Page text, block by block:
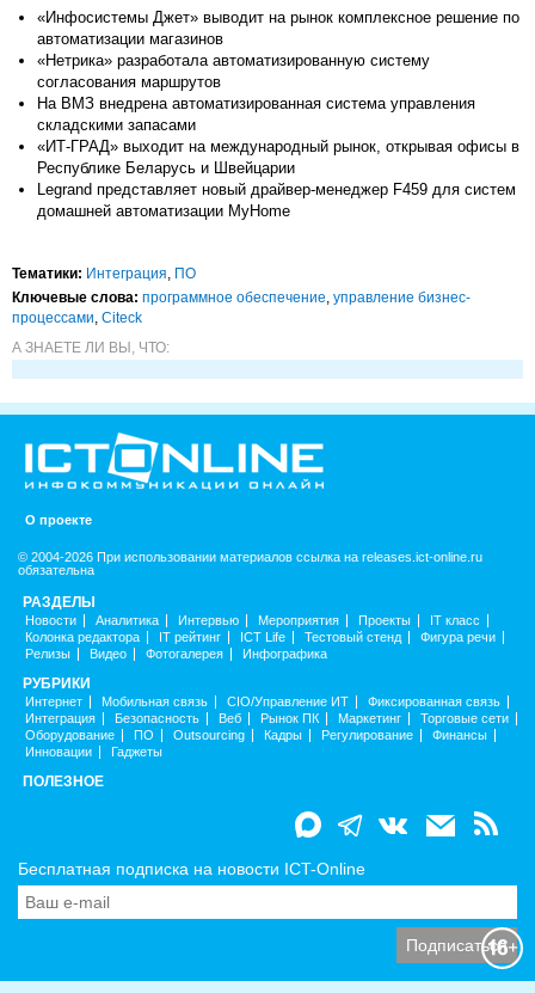
«Инфосистемы Джет» выводит на рынок комплексное решение по
автоматизации магазинов
«Нетрика» разработала автоматизированную систему
согласования маршрутов
На ВМЗ внедрена автоматизированная система управления
складскими запасами
«ИТ-ГРАД» выходит на международный рынок, открывая офисы в
Республике Беларусь и Швейцарии
Legrand представляет новый драйвер-менеджер F459 для систем
домашней автоматизации MyHome
Тематики: Интеграция, ПО
Ключевые слова: программное обеспечение, управление бизнес-
процессами, Citeck
А ЗНАЕТЕ ЛИ ВЫ, ЧТО:
О проекте
© 2004-2026 При использовании материалов ссылка на releases.ict-online.ru
обязательна
РАЗДЕЛЫ
Новости Аналитика Интервью Мероприятия Проекты
IT класс
Колонка редактора
IT рейтинг ICT Life Тестовый стенд
Фигура речи
Релизы
Видео Фотогалерея Инфографика
РУБРИКИ
Интернет Мобильная связь CIO/Управление ИТ
Фиксированная связь
Интеграция
Безопасность Веб Рынок ПК Маркетинг
Торговые сети
Оборудование
ПО Outsourcing Кадры Регулирование
Финансы
Инновации
Гаджеты
ПОЛЕЗНОЕ
Бесплатная подписка на новости ICT-Online